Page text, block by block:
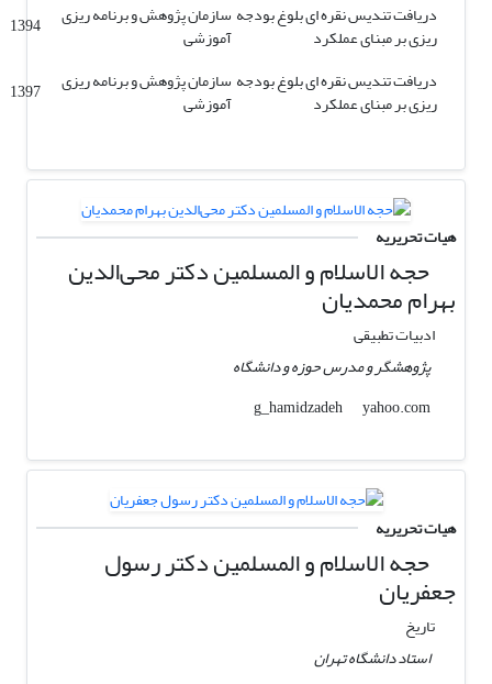
دریافت تندیس نقره ای بلوغ بودجه
ریزی بر مبنای عملکرد
سازمان پژوهش و برنامه ریزی
آموزشی
1394
دریافت تندیس نقره ای بلوغ بودجه
ریزی بر مبنای عملکرد
سازمان پژوهش و برنامه ریزی
آموزشی 1397
هیات تحریریه
حجه الاسلام و المسلمین دکتر محی‌الدین
بهرام محمدیان
ادبیات تطبیقی
پژوهشگر و مدرس حوزه و دانشگاه
g_hamidzadeh
yahoo.com
هیات تحریریه
حجه الاسلام و المسلمین دکتر رسول
جعفریان
تاریخ
استاد دانشگاه تهران